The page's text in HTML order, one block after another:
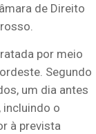
de Direito
por meio
Segundo
um dia antes
incluindo o
à prevista